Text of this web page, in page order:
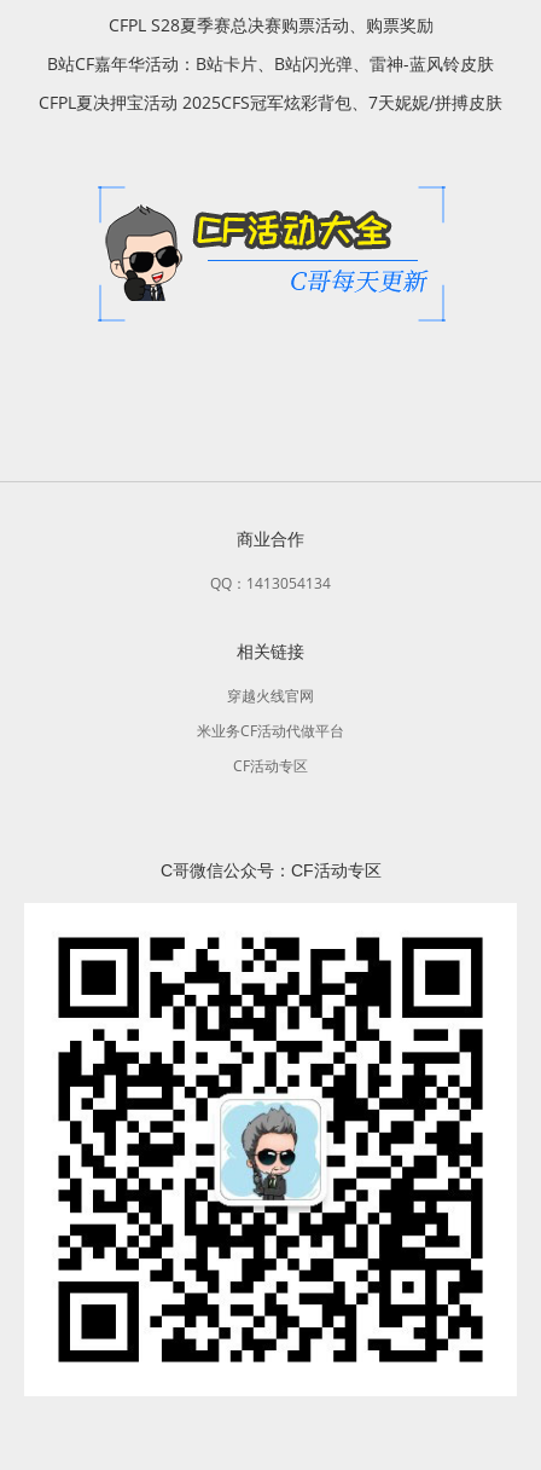
CFPL S28夏季赛总决赛购票活动、购票奖励
B站CF嘉年华活动：B站卡片、B站闪光弹、雷神-蓝风铃皮肤
CFPL夏决押宝活动 2025CFS冠军炫彩背包、7天妮妮/拼搏皮肤
商业合作
QQ：1413054134
相关链接
穿越火线官网
米业务CF活动代做平台
CF活动专区
C哥微信公众号：CF活动专区